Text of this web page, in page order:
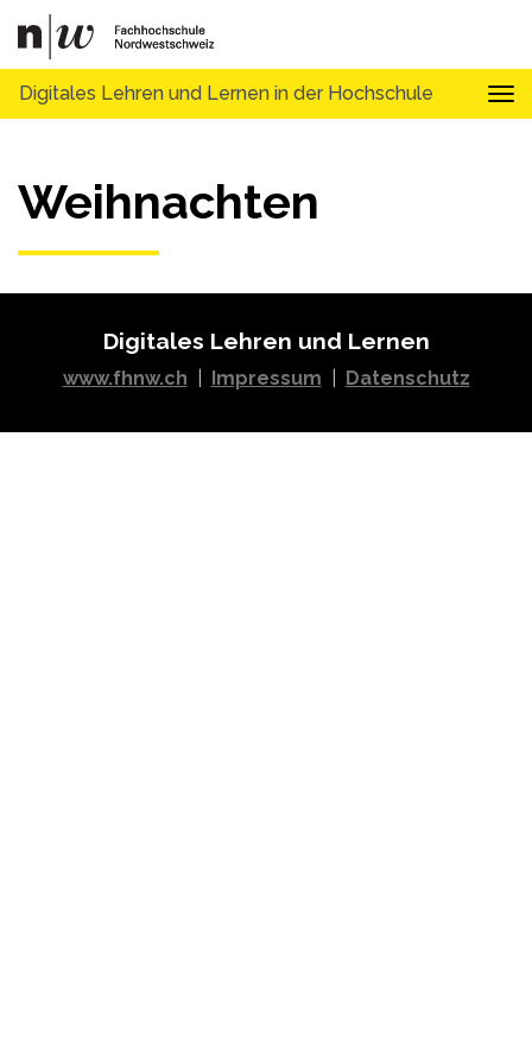
Digitales Lehren und Lernen in der Hochschule
Weihnachten
Digitales Lehren und Lernen
www.fhnw.ch Impressum Datenschutz